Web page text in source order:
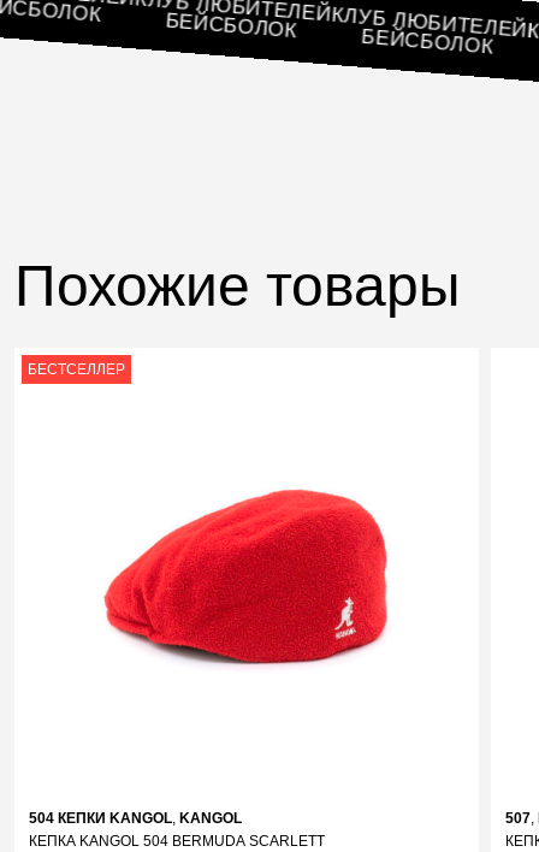
БЕЙСБОЛОК КЛУБ ЛЮБИТЕЛЕЙ
БЕЙСБОЛОК КЛУББЕЙСБОЛОК
Похожие товары
БЕСТСЕЛЛЕР
504 КЕПКИ KANGOL, KANGOL
КЕПКА KANGOL 504 BERMUDA SCARLETT
507,